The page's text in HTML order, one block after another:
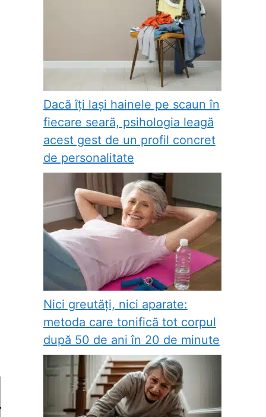
Dacă îți lași hainele pe scaun în
fiecare seară, psihologia leagă
acest gest de un profil concret
de personalitate
Nici greutăți, nici aparate:
metoda care tonifică tot corpul
după 50 de ani în 20 de minute